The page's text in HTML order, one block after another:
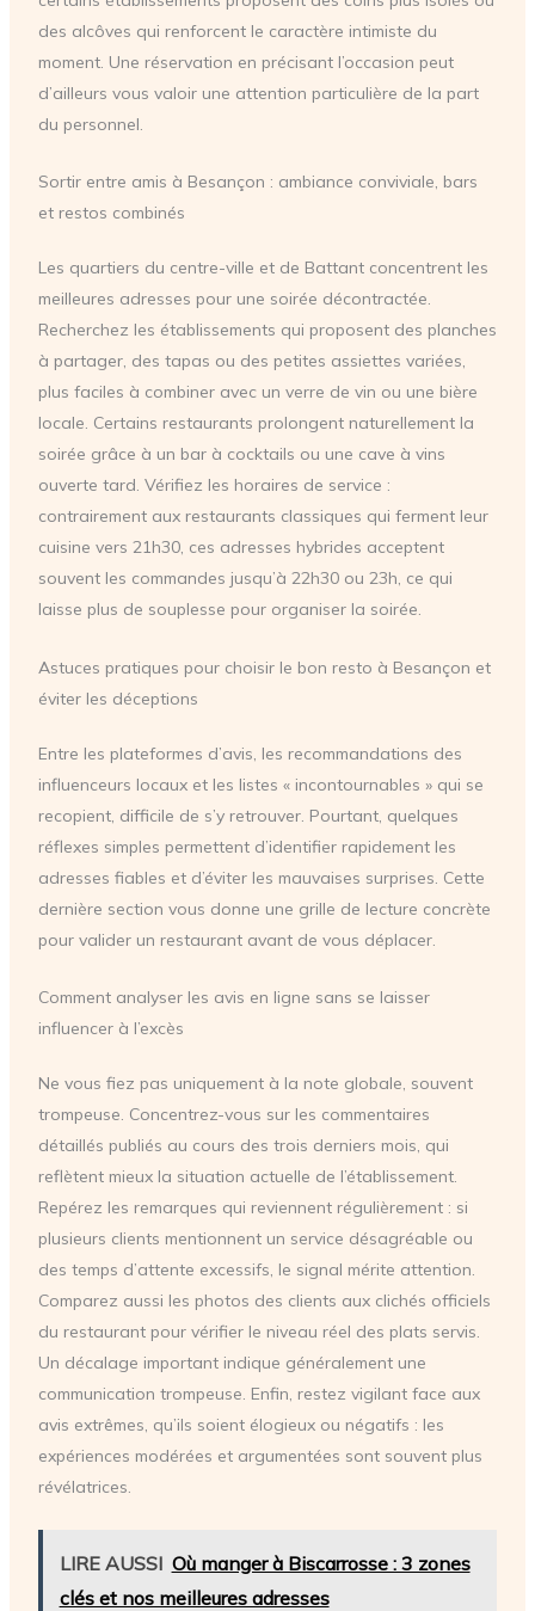
des alcôves qui renforcent le caractère intimiste du
moment. Une réservation en précisant l’occasion peut
d’ailleurs vous valoir une attention particulière de la part
du personnel.
Sortir entre amis à Besançon : ambiance conviviale, bars
et restos combinés
Les quartiers du centre-ville et de Battant concentrent les
meilleures adresses pour une soirée décontractée.
Recherchez les établissements qui proposent des planches
à partager, des tapas ou des petites assiettes variées,
plus faciles à combiner avec un verre de vin ou une bière
locale. Certains restaurants prolongent naturellement la
soirée grâce à un bar à cocktails ou une cave à vins
ouverte tard. Vérifiez les horaires de service :
contrairement aux restaurants classiques qui ferment leur
cuisine vers 21h30, ces adresses hybrides acceptent
souvent les commandes jusqu’à 22h30 ou 23h, ce qui
laisse plus de souplesse pour organiser la soirée.
Astuces pratiques pour choisir le bon resto à Besançon et
éviter les déceptions
Entre les plateformes d’avis, les recommandations des
influenceurs locaux et les listes « incontournables » qui se
recopient, difficile de s’y retrouver. Pourtant, quelques
réflexes simples permettent d’identifier rapidement les
adresses fiables et d’éviter les mauvaises surprises. Cette
dernière section vous donne une grille de lecture concrète
pour valider un restaurant avant de vous déplacer.
Comment analyser les avis en ligne sans se laisser
influencer à l’excès
Ne vous fiez pas uniquement à la note globale, souvent
trompeuse. Concentrez-vous sur les commentaires
détaillés publiés au cours des trois derniers mois, qui
reflètent mieux la situation actuelle de l’établissement.
Repérez les remarques qui reviennent régulièrement : si
plusieurs clients mentionnent un service désagréable ou
des temps d’attente excessifs, le signal mérite attention.
Comparez aussi les photos des clients aux clichés officiels
du restaurant pour vérifier le niveau réel des plats servis.
Un décalage important indique généralement une
communication trompeuse. Enfin, restez vigilant face aux
avis extrêmes, qu’ils soient élogieux ou négatifs : les
expériences modérées et argumentées sont souvent plus
révélatrices.
LIRE AUSSI Où manger à Biscarrosse : 3 zones
clés et nos meilleures adresses